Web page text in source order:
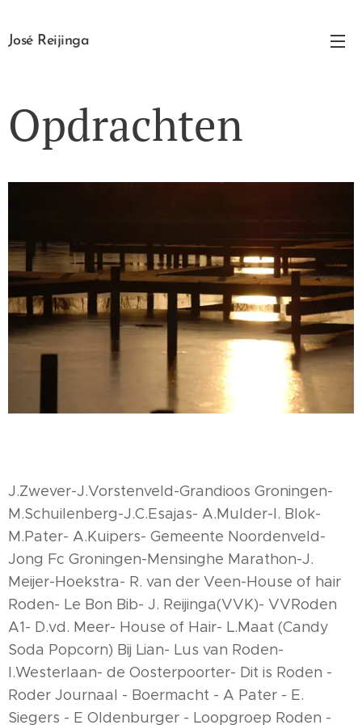
José Reijinga
Opdrachten
J.Zwever-J.Vorstenveld-Grandioos Groningen-
M.Schuilenberg-J.C.Esajas- A.Mulder-I. Blok-
M.Pater- A.Kuipers- Gemeente Noordenveld-
Jong Fc Groningen-Mensinghe Marathon-J.
Meijer-Hoekstra- R. van der Veen-House of hair
Roden- Le Bon Bib- J. Reijinga(VVK)- VVRoden
A1- D.vd. Meer- House of Hair- L.Maat (Candy
Soda Popcorn) Bij Lian- Lus van Roden-
I.Westerlaan- de Oosterpoorter- Dit is Roden -
Roder Journaal - Boermacht - A Pater - E.
Siegers - E Oldenburger - Loopgroep Roden -